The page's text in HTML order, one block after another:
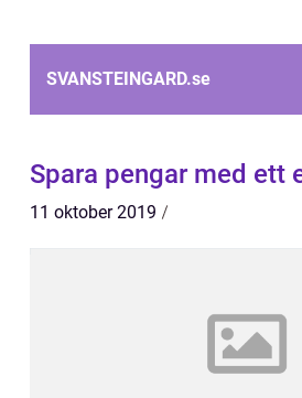
SVANSTEINGARD.se
Spara pengar med ett
11 oktober 2019